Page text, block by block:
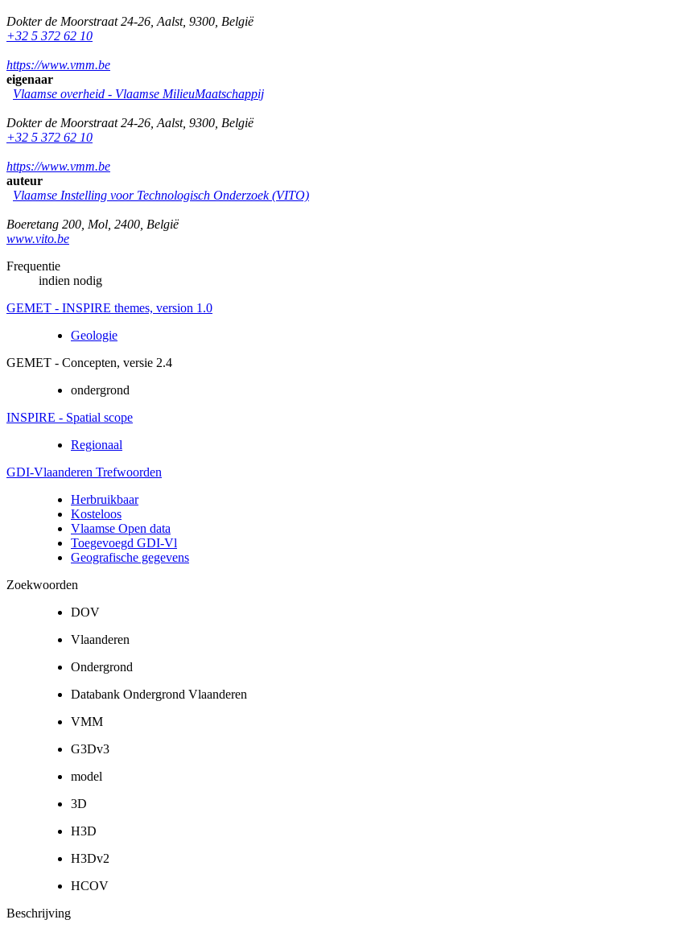
Dokter de Moorstraat 24-26 Aalst, 9300 België
+32 5 372 62 10
https://www.vmm.be
eigenaar
Vlaamse overheid - Vlaamse MilieuMaatschappij
Dokter de Moorstraat 24-26 Aalst, 9300 België
+32 5 372 62 10
https://www.vmm.be
auteur
Vlaamse Instelling voor Technologisch Onderzoek (VITO)
Boeretang 200 Mol 2400 België
www.vito.be
Frequentie
indien nodig
GEMET - INSPIRE themes, version 1.0
Geologie
GEMET - Concepten, versie 2.4
ondergrond
INSPIRE - Spatial scope
Regionaal
GDI-Vlaanderen Trefwoorden
Herbruikbaar
Kosteloos
Vlaamse Open data
Toegevoegd GDI-Vl
Geografische gegevens
Zoekwoorden
DOV
Vlaanderen
Ondergrond
Databank Ondergrond Vlaanderen
VMM
G3Dv3
model
3D
H3D
H3Dv2
HCOV
Beschrijving